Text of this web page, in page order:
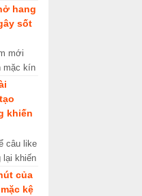
sinh
hang
sốt
mới
mặc kín
xôn
khiến
câu like
lại khiến
của
kệ